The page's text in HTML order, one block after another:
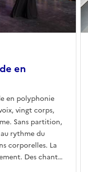
en
en polyphonie
vingt corps,
Sans partition,
rythme du
corporelles. La
Des chants